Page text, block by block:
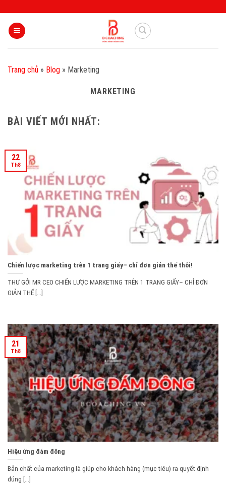
content
Trang chủ » Blog » Marketing
MARKETING
BÀI VIẾT MỚI NHẤT:
Chiến lược marketing trên 1 trang giấy– chỉ đơn giản thế thôi!
THƯ GỞI MR CEO CHIẾN LƯỢC MARKETING TRÊN 1 TRANG GIẤY– CHỈ ĐƠN
GIẢN THẾ [...]
22
Th8
Hiệu ứng đám đông
Bản chất của marketing là giúp cho khách hàng (mục tiêu) ra quyết định
đúng [...]
21
Th8